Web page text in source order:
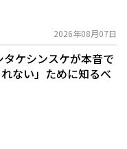
2026年08月07日
ケシンスケが本音で
ない」ために知るべ